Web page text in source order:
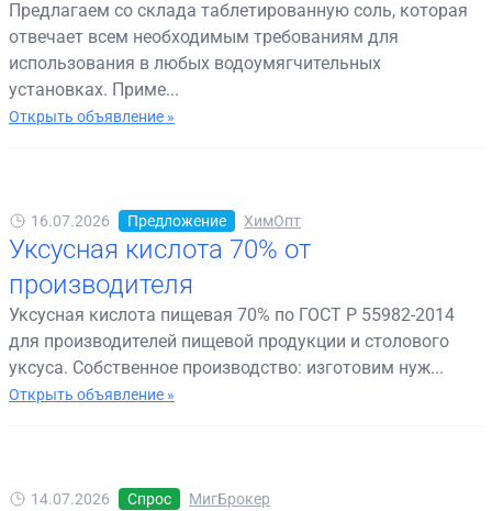
Предлагаем со склада таблетированную соль, которая
отвечает всем необходимым требованиям для
использования в любых водоумягчительных
установках. Приме...
Открыть объявление »
16.07.2026 Предложение ХимОпт
Уксусная кислота 70% от
производителя
Уксусная кислота пищевая 70% по ГОСТ Р 55982-2014
для производителей пищевой продукции и столового
уксуса. Собственное производство: изготовим нуж...
Открыть объявление »
14.07.2026 Спрос МигБрокер